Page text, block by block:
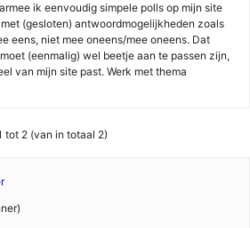
ik eenvoudig simpele polls op mijn site
(gesloten) antwoordmogelijkheden zoals
eens, niet mee oneens/mee oneens. Dat
(eenmalig) wel beetje aan te passen zijn,
van mijn site past. Werk met thema
tot 2 (van in totaal 2)